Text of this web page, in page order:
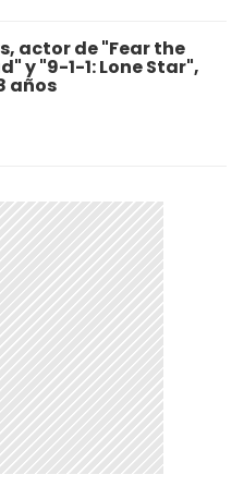
actor de "Fear the
y "9-1-1: Lone Star",
años